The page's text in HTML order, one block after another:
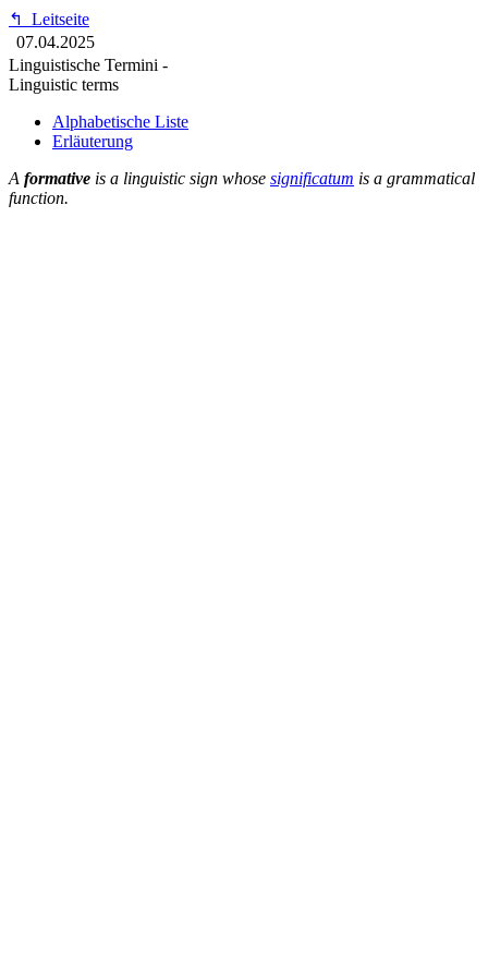
↰
Leitseite
07.04.2025
Linguistische Termini -
Linguistic terms
Alphabetische Liste
Erläuterung
A formative is a linguistic sign whose significatum is a grammatical
function.